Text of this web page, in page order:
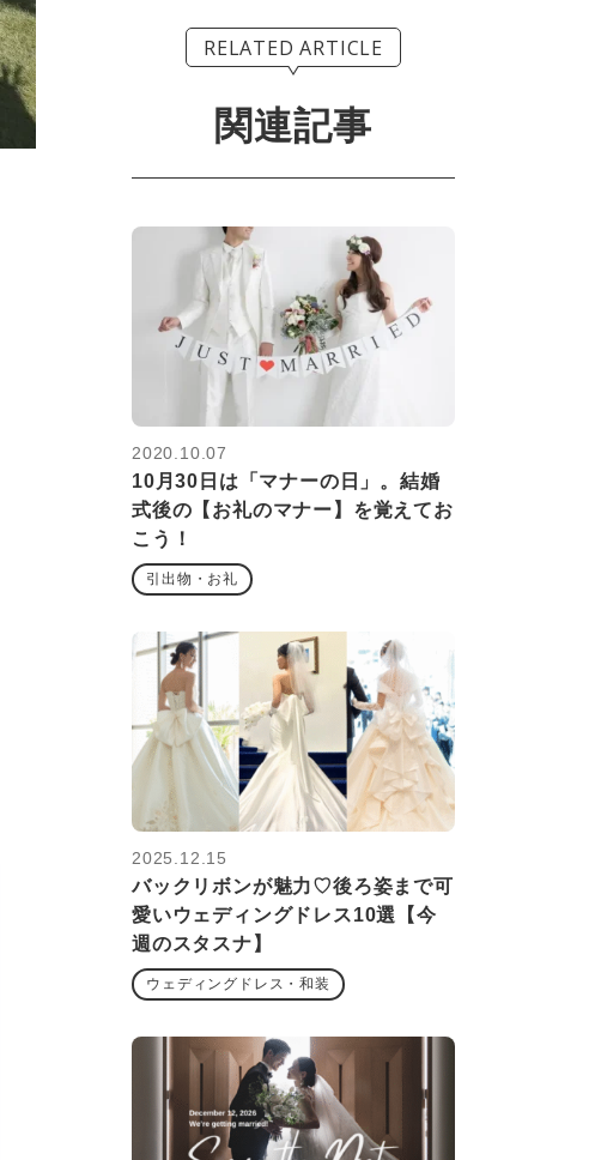
RELATED ARTICLE
関連記事
2020.10.07
10月30日は「マナーの日」。結婚
式後の【お礼のマナー】を覚えてお
こう！
引出物・お礼
2025.12.15
バックリボンが魅力♡後ろ姿まで可
愛いウェディングドレス10選【今
週のスタスナ】
ウェディングドレス・和装